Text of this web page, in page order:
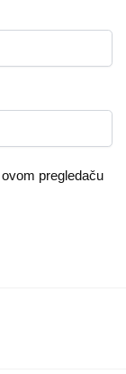
pregledaču